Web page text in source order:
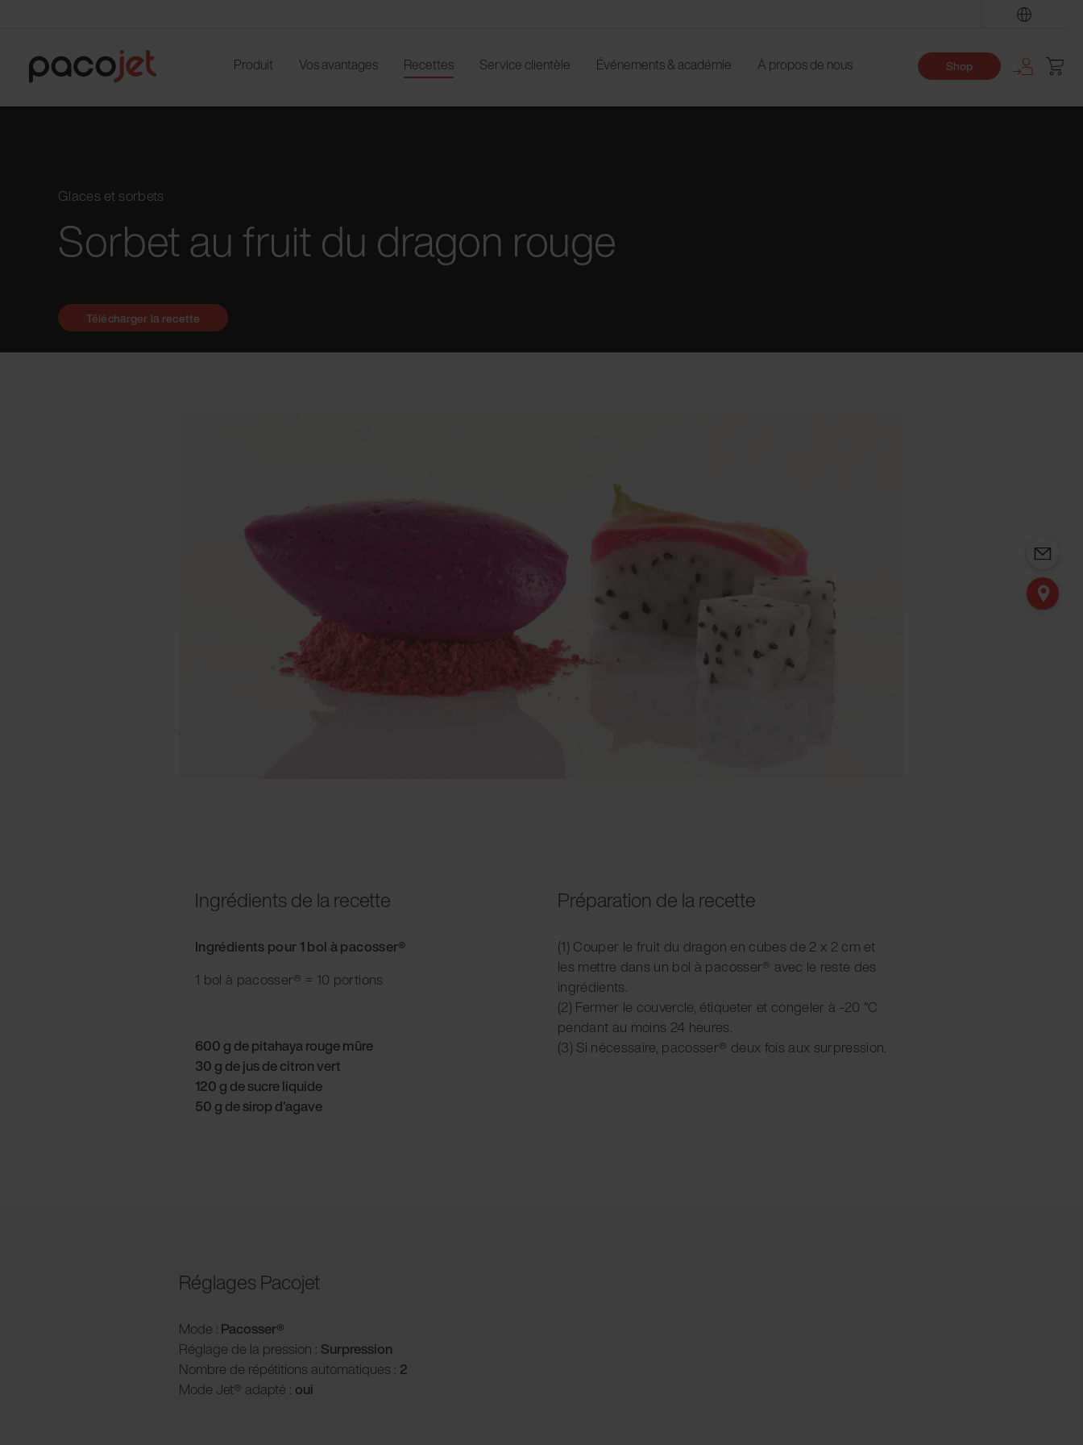
Produit Vos avantages Recettes Service clientèle Événements & académie À propos de nous Shop
Glaces et sorbets
Sorbet au fruit du dragon rouge
Ingrédients de la recette
Ingrédients pour 1 bol à pacosser®
1 bol à pacosser® = 10 portions
600 g de pitahaya rouge mûre
30 g de jus de citron vert
120 g de sucre liquide
50 g de sirop d'agave
Préparation de la recette
(1) Couper le fruit du dragon en cubes de 2 x 2 cm et
les mettre dans un bol à pacosser® avec le reste des
ingrédients.
(2) Fermer le couvercle, étiqueter et congeler à -20 °C
pendant au moins 24 heures.
(3) Si nécessaire, pacosser® deux fois aux surpression.
Réglages Pacojet
Mode : Pacosser®
Réglage de la pression : Surpression
Nombre de répétitions automatiques : 2
Mode Jet® adapté : oui
Télécharger la recette